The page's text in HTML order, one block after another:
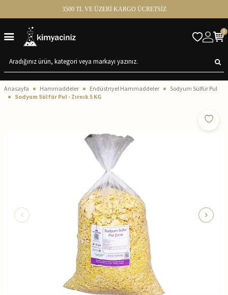
3500 TL VE ÜZERİ KARGO ÜCRETSİZ
0
Anasayfa Hammaddeler Endüstriyel Hammaddeler
Sodyum Sülfür Pul
Sodyum Sülfür Pul - Zırnık 5 KG